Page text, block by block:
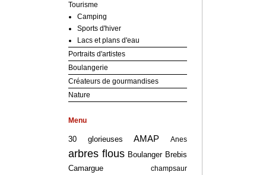
Tourisme
Camping
Sports d'hiver
Lacs et plans d'eau
Portraits d'artistes
Boulangerie
Créateurs de gourmandises
Nature
Menu
30 glorieuses AMAP Anes
arbres flous Boulanger Brebis
Camargue
champsaur